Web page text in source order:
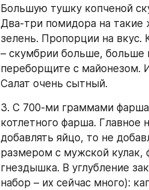
Большую тушку копченой
Два-три помидора на такие
зелень. Пропорции на вкус.
– скумбрии больше, больше
переборщите с майонезом.
Салат очень сытный.
3. С 700-ми граммами
котлетного фарша.
добавлять яйцо, то не
размером с мужской кулак,
гнездышка. В углубление
набор – их сейчас много):